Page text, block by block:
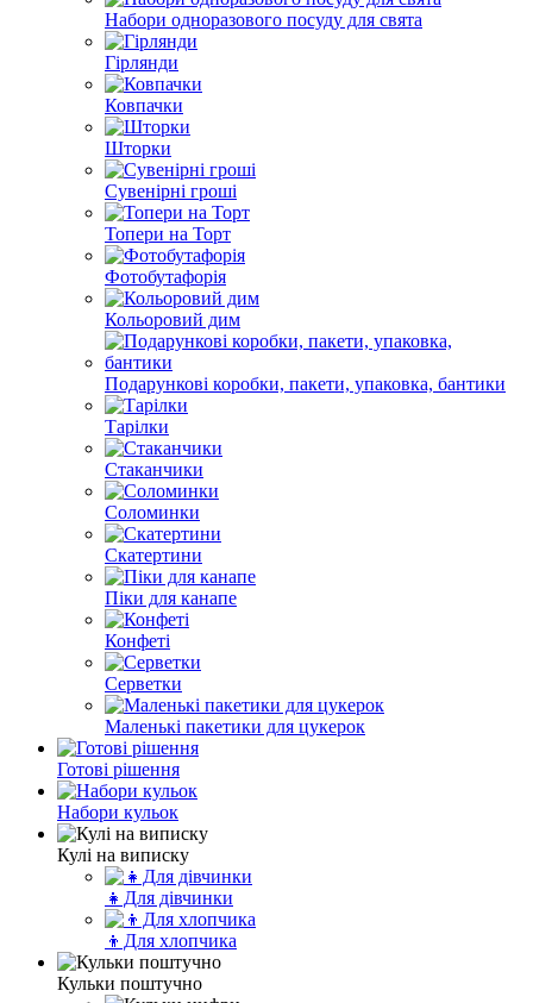
Набори одноразового посуду для свята
Гірлянди
Ковпачки
Шторки
Сувенірні гроші
Топери на Торт
Фотобутафорія
Кольоровий дим
Подарункові коробки, пакети, упаковка, бантики
Тарілки
Стаканчики
Соломинки
Скатертини
Піки для канапе
Конфеті
Серветки
Маленькі пакетики для цукерок
Готові рішення
Набори кульок
Кулі на виписку
👧Для дівчинки
👦Для хлопчика
Кульки поштучно